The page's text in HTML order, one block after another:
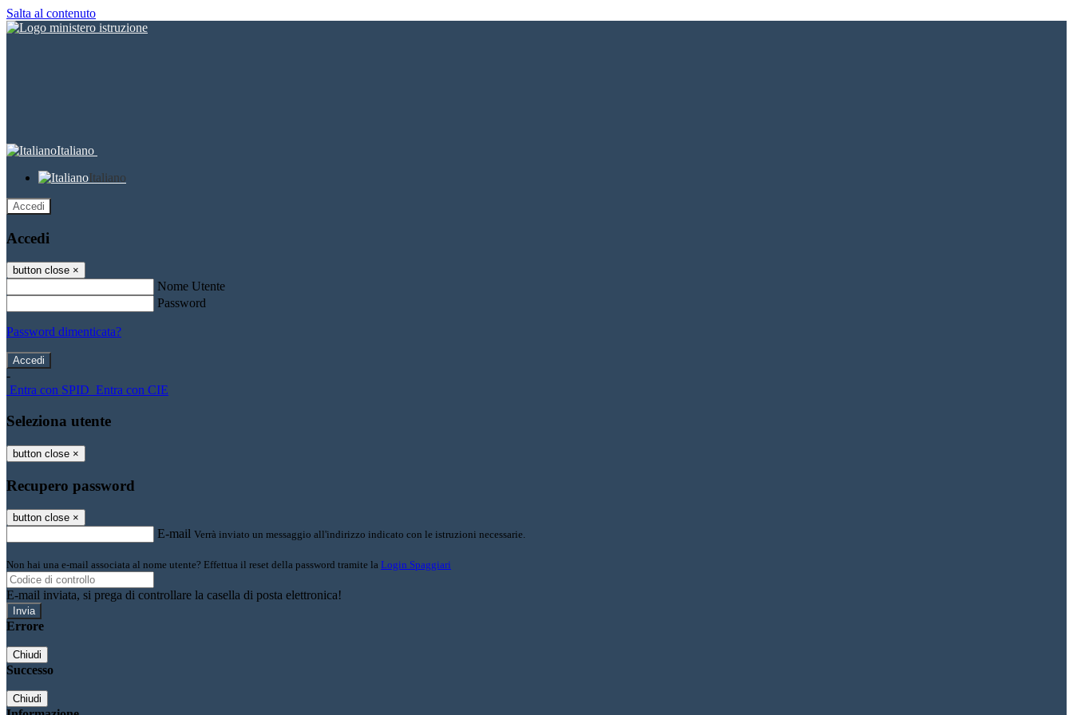
Salta al contenuto
Italiano
Italiano
Accedi
Accedi
button close ×
Nome Utente
Password
Password dimenticata?
-
Entra con SPID Entra con CIE
Seleziona utente
button close ×
Recupero password
button close ×
E-mail Verrà inviato un messaggio all'indirizzo indicato con le istruzioni necessarie.
Non hai una e-mail associata al nome utente? Effettua il reset della password tramite la Login Spaggiari
E-mail inviata, si prega di controllare la casella di posta elettronica!
Errore
Chiudi
Successo
Chiudi